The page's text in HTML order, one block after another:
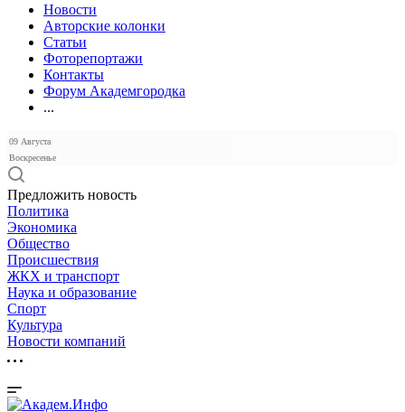
Новости
Авторские колонки
Статьи
Фоторепортажи
Контакты
Форум Академгородка
...
09 Августа
Воскресенье
Предложить новость
Политика
Экономика
Общество
Происшествия
ЖКХ и транспорт
Наука и образование
Спорт
Культура
Новости компаний